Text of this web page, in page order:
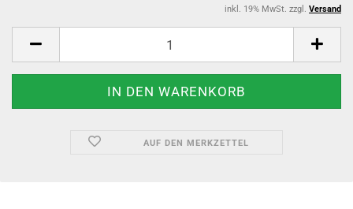
inkl. 19% MwSt. zzgl. Versand
AUF DEN MERKZETTEL